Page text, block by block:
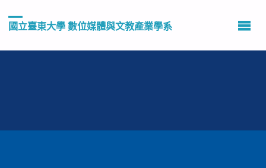
國立臺東大學 數位媒體與文教產業學系